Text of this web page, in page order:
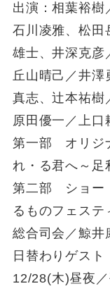
出演：相葉裕樹
石川凌雅、松田
雄士、井深克彦
丘山晴己／井澤
真志、辻本祐樹
原田優一／上口
第一部 オリジ
れ・る君へ～足
第二部 ショー
るものフェステ
総合司会／鯨井
日替わりゲスト
12/28(木)昼夜／